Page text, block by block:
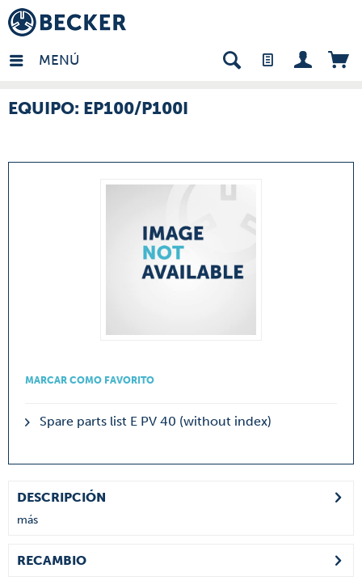
MENÚ
- ES
EQUIPO: EP100/P100I
MARCAR COMO FAVORITO
Spare parts list E PV 40 (without index)
DESCRIPCIÓN
más
RECAMBIO